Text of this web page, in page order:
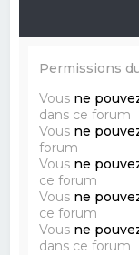
Permissions
Vous ne
dans ce forum
Vous ne
forum
Vous ne
ce forum
Vous ne
ce forum
Vous ne
dans ce forum